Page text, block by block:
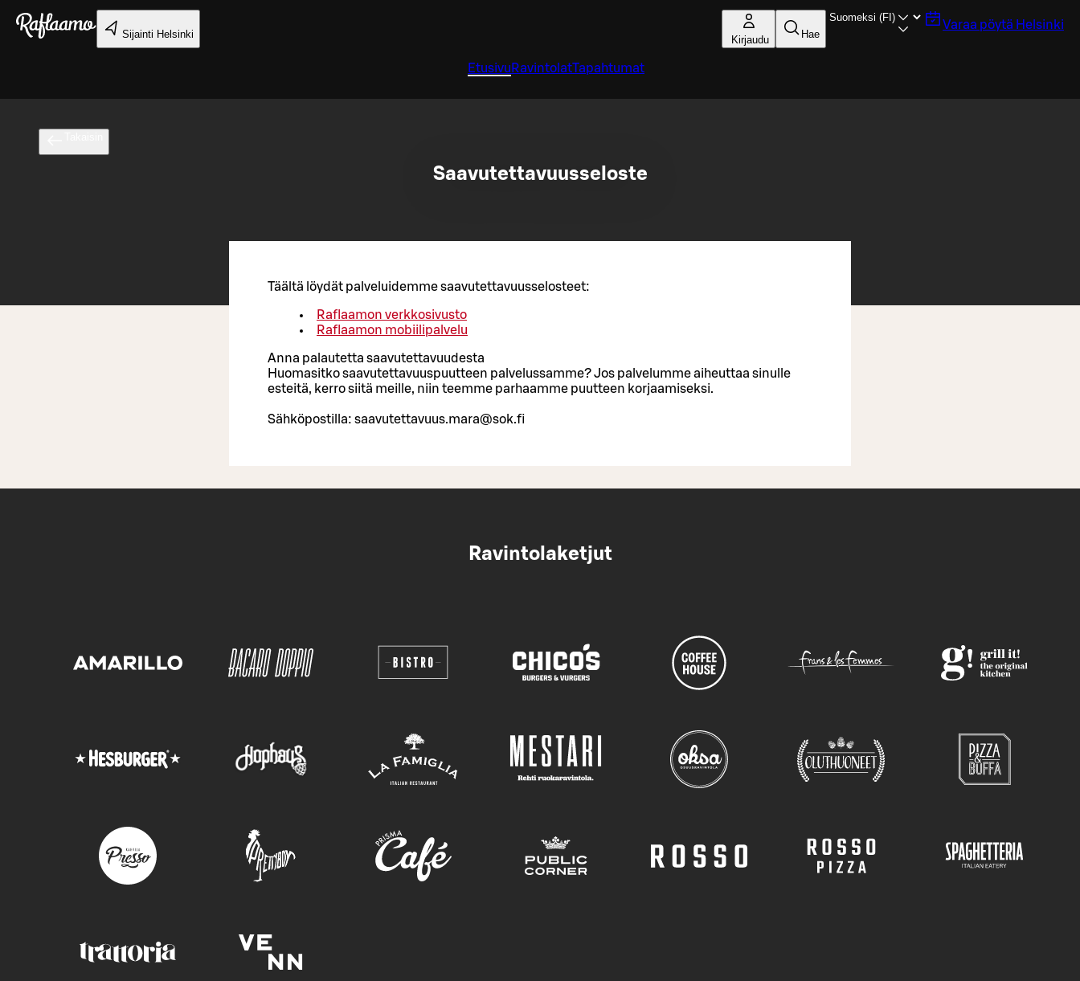
Siirry pääsisältöön
Sijainti Helsinki Kirjaudu Hae
Varaa pöytä Helsinki
Etusivu RavintolatTapahtumat
Saavutettavuusseloste
Täältä löydät palveluidemme saavutettavuusselosteet:
Raflaamon verkkosivusto
Raflaamon mobiilipalvelu
Anna palautetta saavutettavuudesta
Huomasitko saavutettavuuspuutteen palvelussamme? Jos palvelumme aiheuttaa sinulle
esteitä, kerro siitä meille, niin teemme parhaamme puutteen korjaamiseksi.
Sähköpostilla: saavutettavuus.mara@sok.fi
Ravintolaketjut